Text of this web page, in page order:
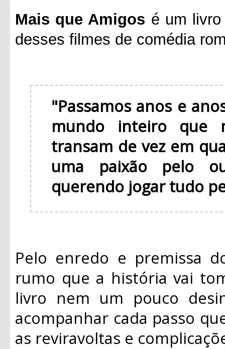
Mais que Amigos é um
desses filmes de comédia
"Passamos anos e
mundo inteiro que
transam de vez em
uma paixão pelo
querendo jogar tudo
Pelo enredo e premissa
rumo que a história vai
livro nem um pouco
acompanhar cada passo
as reviravoltas e